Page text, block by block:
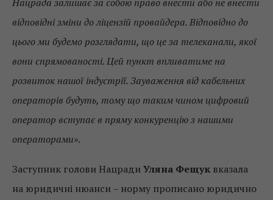
відповідні зміни до ліцензій провайдера. Відповідно до
цього ми будемо розглядати, що це за телеканали, якої
вони спрямованості. Цей пункт впливатиме на
розвиток нашої індустрії. Зауваження від кабельних
операторів будуть, тому що таким чином цифровий
оператор вступає в пряму конкуренцію з нашими
операторами».
Заступник голови НацрадиУляна Фещук вказала
на юридичні нюанси – норму прописано юридично